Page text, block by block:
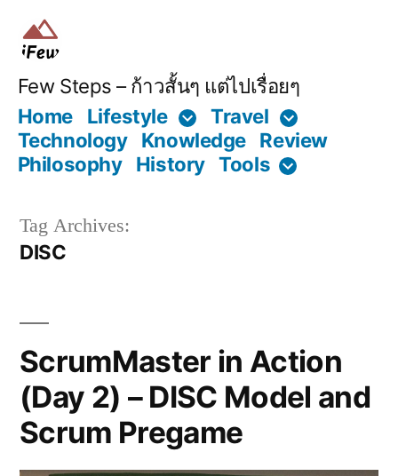
Few Steps – ก้าวสั้นๆ แต่ไปเรื่อยๆ
Home
Lifestyle
Travel
Technology
Knowledge Review
Philosophy
History Tools
Tag Archives:
DISC
ScrumMaster in Action
(Day 2) – DISC Model and
Scrum Pregame